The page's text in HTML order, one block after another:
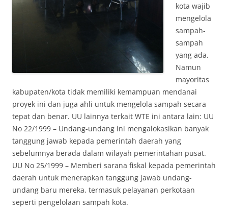
kota wajib
mengelola
sampah-
sampah
yang ada.
Namun
mayoritas
kabupaten/kota tidak memiliki kemampuan mendanai
proyek ini dan juga ahli untuk mengelola sampah secara
tepat dan benar. UU lainnya terkait WTE ini antara lain: UU
No 22/1999 – Undang-undang ini mengalokasikan banyak
tanggung jawab kepada pemerintah daerah yang
sebelumnya berada dalam wilayah pemerintahan pusat.
UU No 25/1999 – Memberi sarana fiskal kepada pemerintah
daerah untuk menerapkan tanggung jawab undang-
undang baru mereka, termasuk pelayanan perkotaan
seperti pengelolaan sampah kota.